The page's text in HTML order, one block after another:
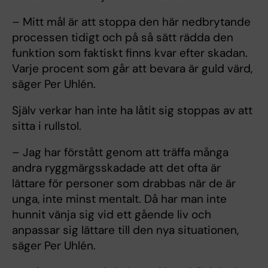
– Mitt mål är att stoppa den här nedbrytande
processen tidigt och på så sätt rädda den
funktion som faktiskt finns kvar efter skadan.
Varje procent som går att bevara är guld värd,
säger Per Uhlén.
Själv verkar han inte ha låtit sig stoppas av att
sitta i rullstol.
– Jag har förstått genom att träffa många
andra ryggmärgsskadade att det ofta är
lättare för personer som drabbas när de är
unga, inte minst mentalt. Då har man inte
hunnit vänja sig vid ett gående liv och
anpassar sig lättare till den nya situationen,
säger Per Uhlén.